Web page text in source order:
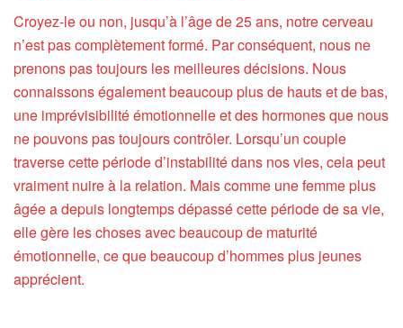
Croyez-le ou non, jusqu’à l’âge de 25 ans, notre cerveau
n’est pas complètement formé. Par conséquent, nous ne
prenons pas toujours les meilleures décisions. Nous
connaissons également beaucoup plus de hauts et de bas,
une imprévisibilité émotionnelle et des hormones que nous
ne pouvons pas toujours contrôler. Lorsqu’un couple
traverse cette période d’instabilité dans nos vies, cela peut
vraiment nuire à la relation. Mais comme une femme plus
âgée a depuis longtemps dépassé cette période de sa vie,
elle gère les choses avec beaucoup de maturité
émotionnelle, ce que beaucoup d’hommes plus jeunes
apprécient.